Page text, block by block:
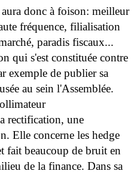
donc à foison: meilleur
fréquence, filialisation
paradis fiscaux...
qui s'est constituée contre
exemple de publier sa
au sein l'Assemblée.
rectification, une
Elle concerne les hedge
fait beaucoup de bruit en
de la finance. Dans sa